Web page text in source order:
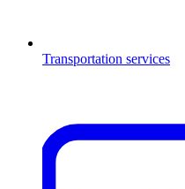
Transportation services